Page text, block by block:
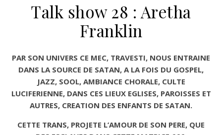
Talk show 28 : Aretha
Franklin
PAR SON UNIVERS CE MEC, TRAVESTI, NOUS ENTRAINE
DANS LA SOURCE DE SATAN, A LA FOIS DU GOSPEL,
JAZZ, SOOL, AMBIANCE CHORALE, CULTE
LUCIFERIENNE, DANS CES LIEUX EGLISES, PAROISSES ET
AUTRES, CREATION DES ENFANTS DE SATAN.
CETTE TRANS, PROJETE L’AMOUR DE SON PERE, QUE